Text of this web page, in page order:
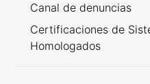
Canal de denuncias
Certificaciones de
Homologados